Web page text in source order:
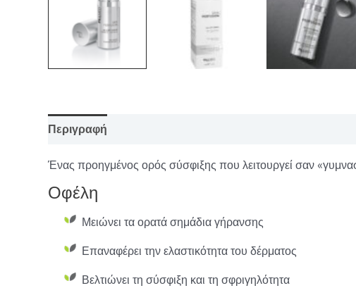
Περιγραφή
Ένας προηγμένος ορός σύσφιξης που λειτουργεί σαν
Οφέλη
Μειώνει τα ορατά σημάδια γήρανσης
Επαναφέρει την ελαστικότητα του δέρματος
Βελτιώνει τη σύσφιξη και τη σφριγηλότητα